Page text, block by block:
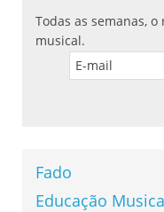
Todas as semanas,
musical.
Fado
Educação